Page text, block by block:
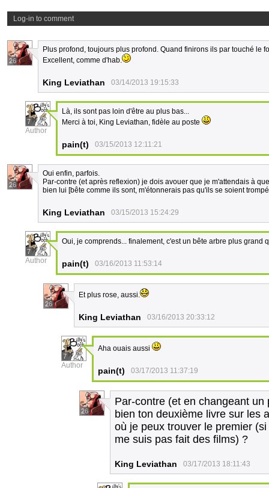
Log-in to comment
26
Plus profond, toujours plus profond. Quand finirons ils par touché le
Excellent, comme d'hab.
King Leviathan 03/14/2013 19:15:33
7
Author
Là, ils sont pas loin d'être au plus bas...
Merci à toi, King Leviathan, fidèle au poste
pain(t) 03/15/2013 12:11:21
26
Oui enfin, parfois.
Par-contre (et après reflexion) je dois avouer que je m'attendais à
bien lui [bête comme ils sont, m'étonnerais pas qu'ils se soient
King Leviathan 03/15/2013 15:24:29
7
Author
Oui, je comprends... finalement, c'est un bête arbre plus grand
pain(t) 03/16/2013 11:53:14
26
Et plus rose, aussi.
King Leviathan 03/16/2013 20:33:12
7
Author
Aha ouais aussi
pain(t) 03/17/2013 11:37:19
26
Par-contre (et en changeant
bien ton deuxième livre sur les
où je peux trouver le premier
me suis pas fait des films) ?
King Leviathan 03/17/2013 18:11:43